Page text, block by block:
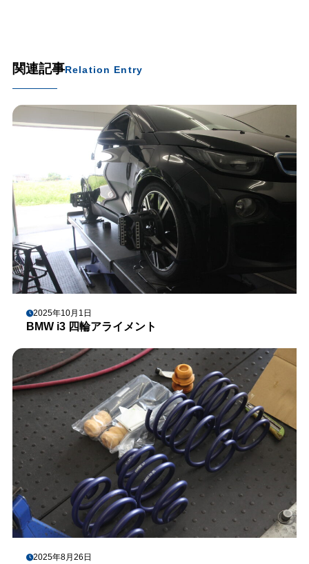
関連記事Relation Entry
2025年10月1日
BMW i3 四輪アライメント
2025年8月26日